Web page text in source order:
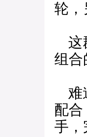
轮，
这
组合
难
配合
手，